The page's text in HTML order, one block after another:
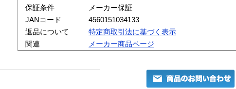
保証条件
メーカー保証
JANコード
4560151034133
返品について
特定商取引法に基づく表示
関連
メーカー商品ページ